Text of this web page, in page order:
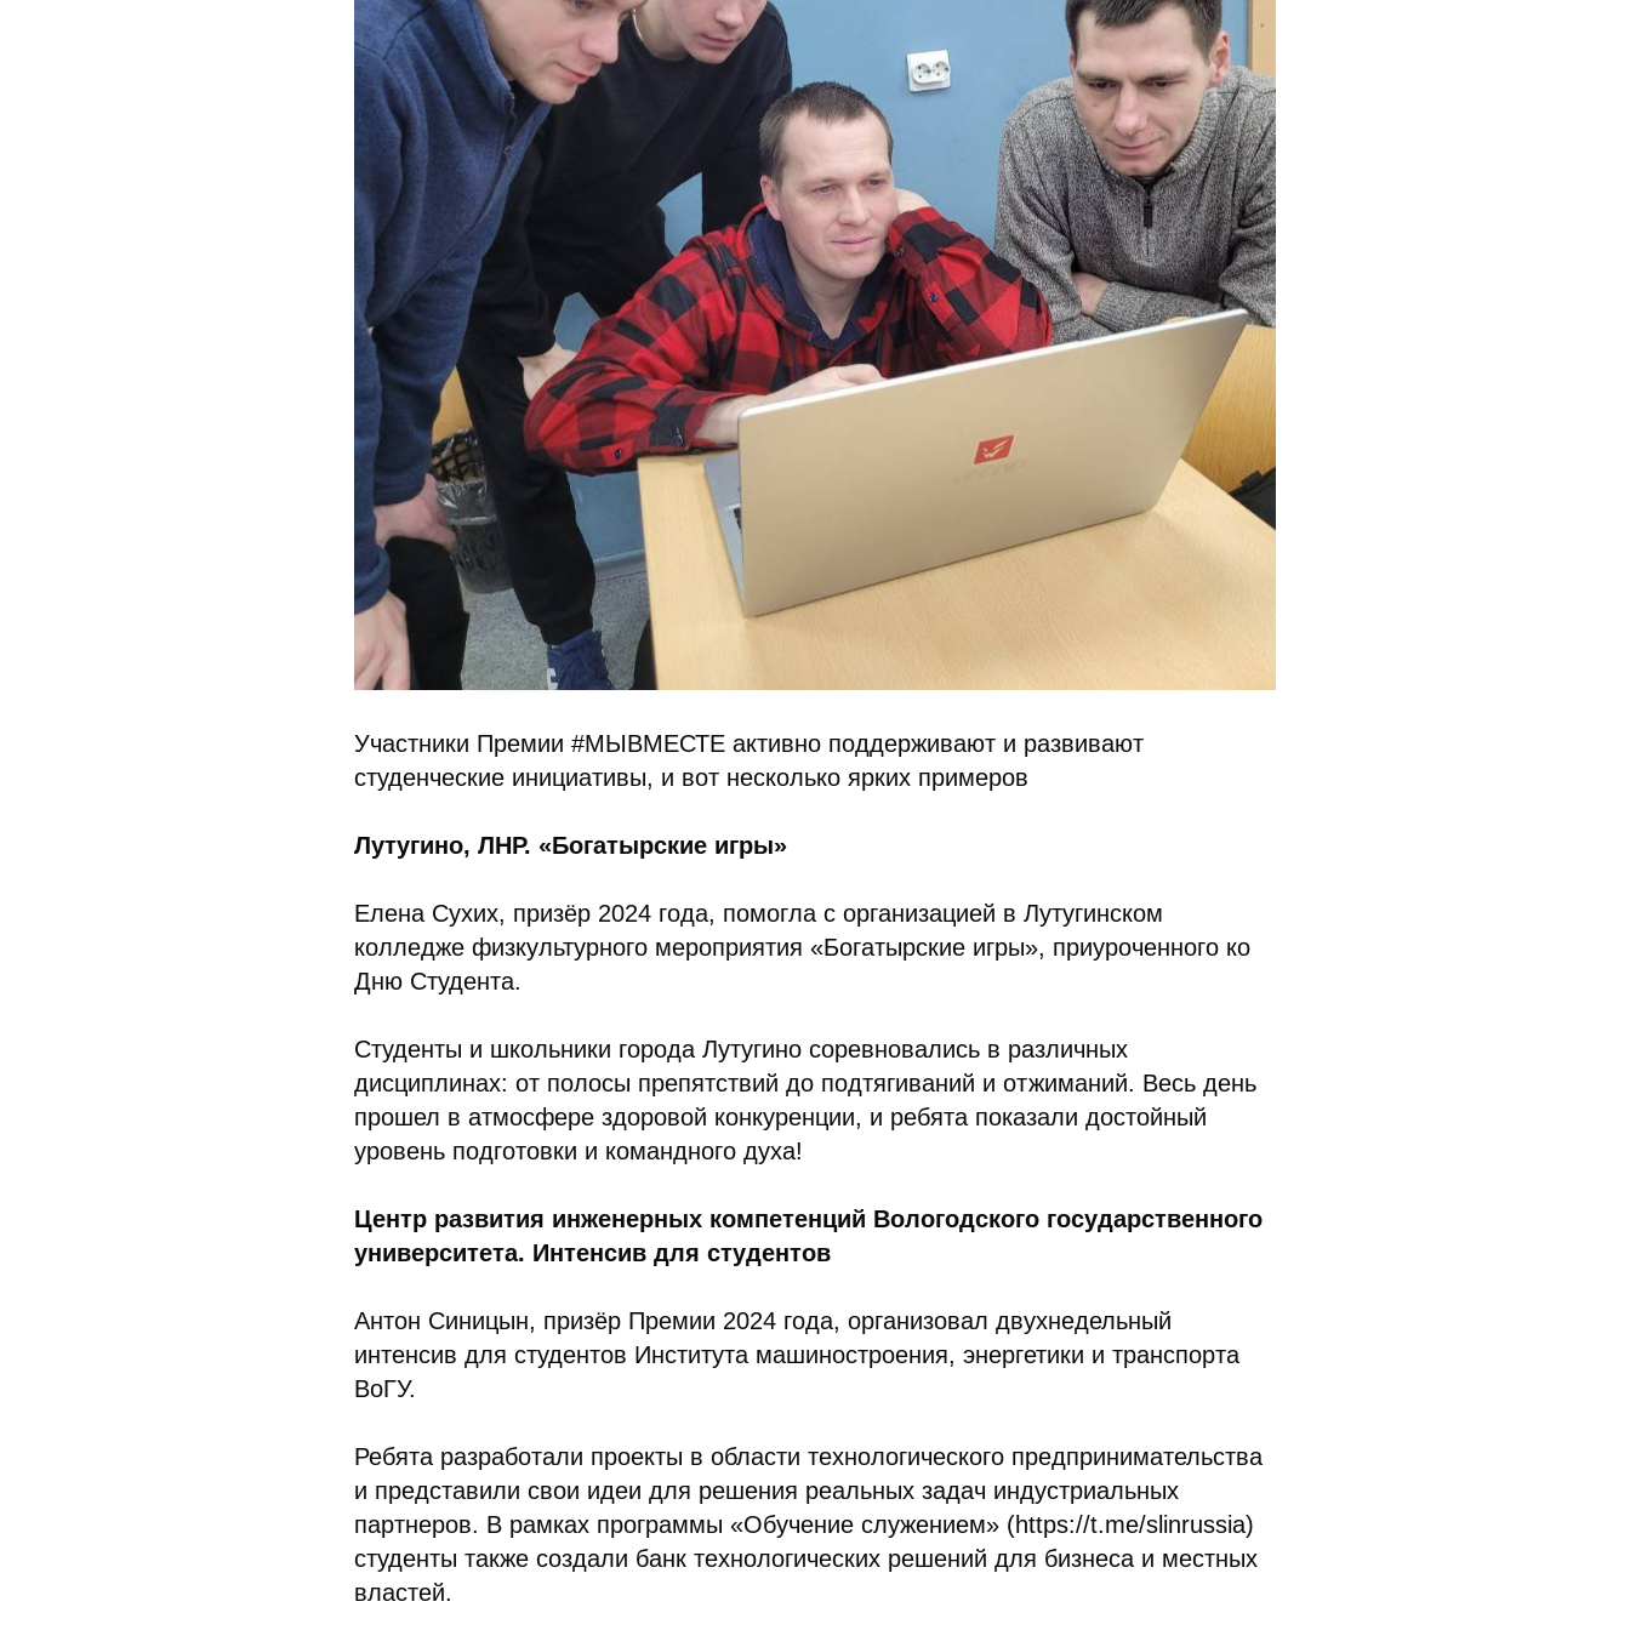
Участники Премии #МЫВМЕСТЕ активно поддерживают и развивают
студенческие инициативы, и вот несколько ярких примеров
Лутугино, ЛНР. «Богатырские игры»
Елена Сухих, призёр 2024 года, помогла с организацией в Лутугинском
колледже физкультурного мероприятия «Богатырские игры», приуроченного ко
Дню Студента.
Студенты и школьники города Лутугино соревновались в различных
дисциплинах: от полосы препятствий до подтягиваний и отжиманий. Весь день
прошел в атмосфере здоровой конкуренции, и ребята показали достойный
уровень подготовки и командного духа!
Центр развития инженерных компетенций Вологодского государственного
университета. Интенсив для студентов
Антон Синицын, призёр Премии 2024 года, организовал двухнедельный
интенсив для студентов Института машиностроения, энергетики и транспорта
ВоГУ.
Ребята разработали проекты в области технологического предпринимательства
и представили свои идеи для решения реальных задач индустриальных
партнеров. В рамках программы «Обучение служением» (https://t.me/slinrussia)
студенты также создали банк технологических решений для бизнеса и местных
властей.